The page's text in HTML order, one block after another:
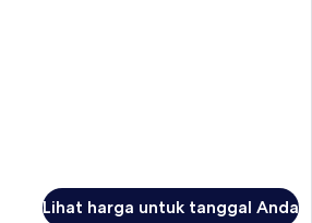
Lihat harga untuk tanggal Anda